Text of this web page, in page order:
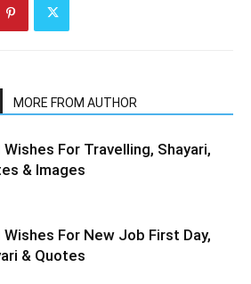
MORE FROM AUTHOR
For Travelling, Shayari,
& Images
For New Job First Day,
& Quotes